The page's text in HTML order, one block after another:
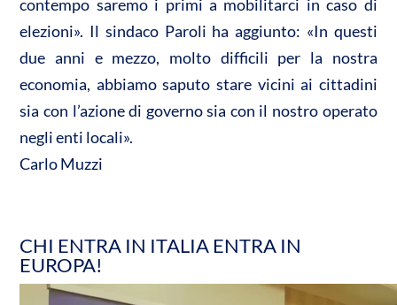
contempo saremo i primi a mobilitarci in caso di
elezioni». Il sindaco Paroli ha aggiunto: «In questi
due anni e mezzo, molto difficili per la nostra
economia, abbiamo saputo stare vicini ai cittadini
sia con l’azione di governo sia con il nostro operato
negli enti locali».
Carlo Muzzi
CHI ENTRA IN ITALIA ENTRA IN
EUROPA!